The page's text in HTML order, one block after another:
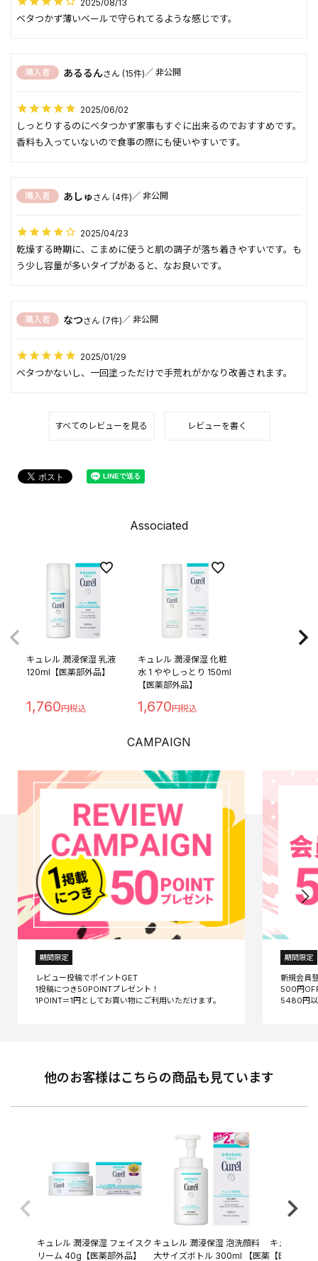
2025/08/13
ベタつかず薄いベールで守られてるような感じです。
あるるん 15
購入者 非公開
2025/06/02
しっとりするのにベタつかず家事もすぐに出来るのでおすすめです。
あしゅ 4
購入者 非公開
2025/04/23
乾燥する時期に、こまめに使うと肌の調子が落ち着きやすいです。も
う少し容量が多いタイプがあると、なお良いです。
なつ 7
購入者 非公開
2025/01/29
ベタつかないし、一回塗っただけで手荒れがかなり改善されます。
すべてのレビューを見る レビューを書く
Associated
キュレル 潤浸保湿 乳液
120ml【医薬部外品】
1,760
キュレル 潤浸保湿 化粧
水 1 ややしっとり 150ml
【医薬部外品】
1,670
CAMPAIGN
期間限定
レビュー投稿でポイントGET
1投稿につき50POINTプレゼント！
期間限定
新規会員
500円
他のお客様はこちらの商品も見ています
キュレル 潤浸保湿 フェイスク
リーム 40g【医薬部外品】
キュレル 潤浸保湿 泡洗顔料
大サイズボトル 300ml 【医薬
キュレル 潤
【医薬部外